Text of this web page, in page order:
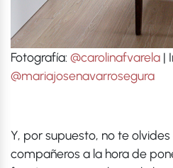
Fotografía: @carolinafvarela |
@mariajosenavarrosegura
Y, por supuesto, no te
compañeros a la hora de